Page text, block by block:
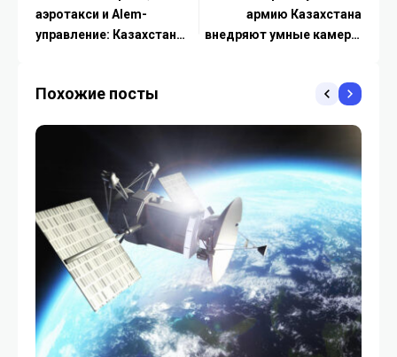
аэротакси и Alem-
управление: Казахстан
Алатау со специальным
армию Казахстана
внедряют умные камеры
отношениями
Похожие посты